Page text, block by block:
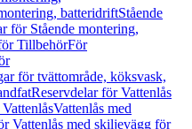
batteridriftStående
för Stående montering,
TillbehörFör
för tvättområde, köksvask,
Reservdelar för Vattenlås
Vattenlås med
Vattenlås med skiljevägg för